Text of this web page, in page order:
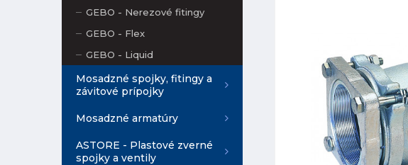
GEBO - Nerezové fitingy
GEBO - Flex
GEBO - Liquid
Mosadzné spojky, fitingy a
závitové prípojky
Mosadzné armatúry
ASTORE - Plastové zverné
spojky a ventily